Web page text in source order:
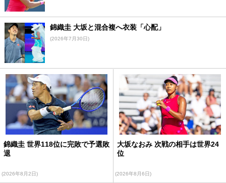
錦織圭 大坂と混合複へ衣装「心配」
(2026年7月30日)
錦織圭 世界118位に完敗で予選敗
退
(2026年8月2日)
大坂なおみ 次戦の相手は世界24
位
(2026年8月6日)